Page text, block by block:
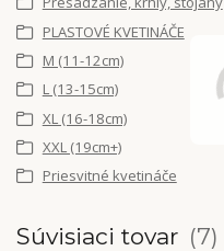
PLASTOVÉ KVETINÁČE
M (11-12cm)
L (13-15cm)
XL (16-18cm)
XXL (19cm+)
Priesvitné kvetináče
Súvisiaci tovar 7